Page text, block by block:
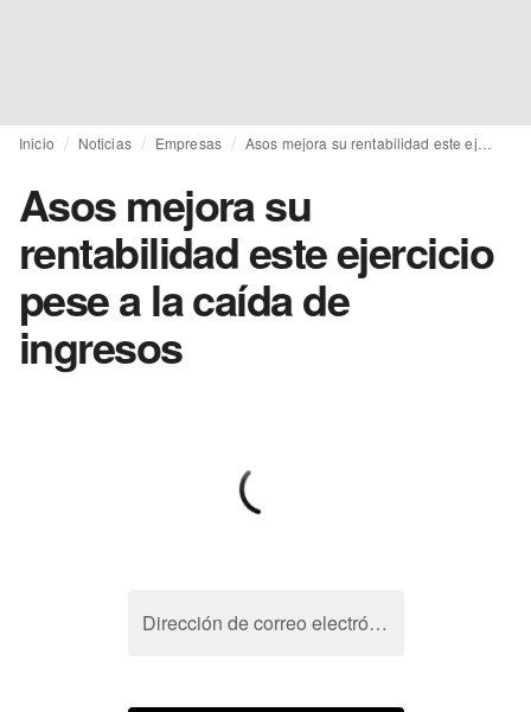
Inicio Noticias Empresas
Asos mejora su
rentabilidad este ejercicio
pese a la caída de
ingresos
Dirección de correo electrónico